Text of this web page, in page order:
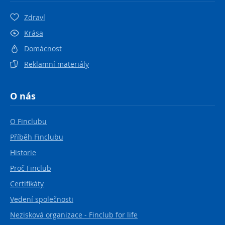
Zdraví
Krása
Domácnost
Reklamní materiály
O nás
O Finclubu
Příběh Finclubu
Historie
Proč Finclub
Certifikáty
Vedení společnosti
Nezisková organizace - Finclub for life